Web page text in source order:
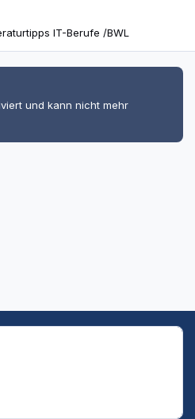
IT-Berufe /BWL
und kann nicht mehr